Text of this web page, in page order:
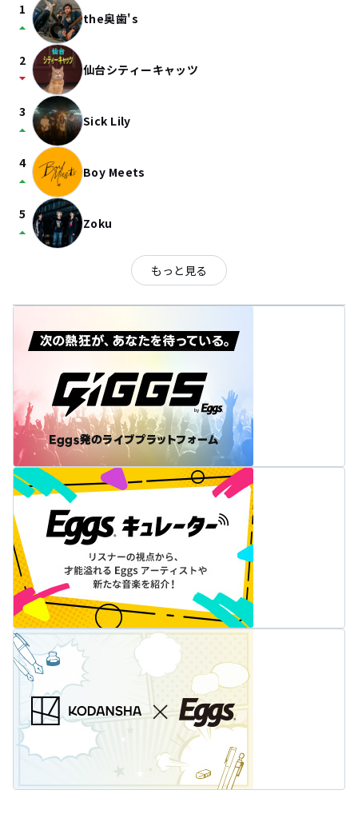
1
arrow_drop_up the奥歯's
2
arrow_drop_down 仙台シティーキャッツ
3
arrow_drop_up Sick Lily
4
arrow_drop_up Boy Meets
5
arrow_drop_up Zoku
もっと見る